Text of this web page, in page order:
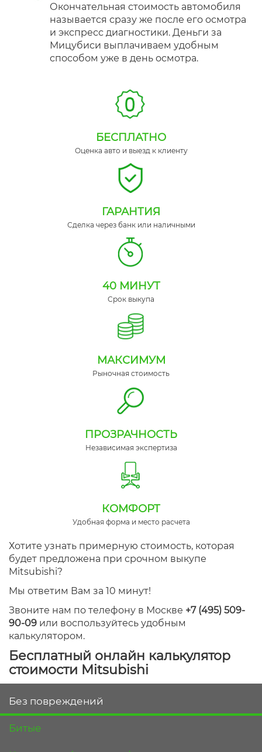
Окончательная стоимость автомобиля
называется сразу же после его осмотра
и экспресс диагностики. Деньги за
Мицубиси выплачиваем удобным
способом уже в день осмотра.
БЕСПЛАТНО
Оценка авто и выезд к клиенту
ГАРАНТИЯ
Сделка через банк или наличными
40 МИНУТ
Срок выкупа
МАКСИМУМ
Рыночная стоимость
ПРОЗРАЧНОСТЬ
Независимая экспертиза
КОМФОРТ
Удобная форма и место расчета
Хотите узнать примерную стоимость, которая
будет предложена при срочном выкупе
Mitsubishi?
Мы ответим Вам за 10 минут!
Звоните нам по телефону в Москве +7 (495) 509-
90-09 или воспользуйтесь удобным
калькулятором.
Бесплатный онлайн калькулятор
стоимости Mitsubishi
Без повреждений
Битые